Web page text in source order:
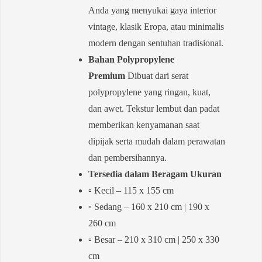
Anda yang menyukai gaya interior
vintage, klasik Eropa, atau minimalis
modern dengan sentuhan tradisional.
Bahan Polypropylene
Premium Dibuat dari serat
polypropylene yang ringan, kuat,
dan awet. Tekstur lembut dan padat
memberikan kenyamanan saat
dipijak serta mudah dalam perawatan
dan pembersihannya.
Tersedia dalam Beragam Ukuran
▫️ Kecil – 115 x 155 cm
▫️ Sedang – 160 x 210 cm | 190 x
260 cm
▫️ Besar – 210 x 310 cm | 250 x 330
cm